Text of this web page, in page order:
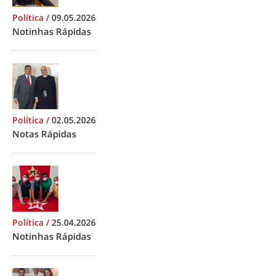
Política /09.05.2026
Notinhas Rápidas
Política /02.05.2026
Notas Rápidas
Política /25.04.2026
Notinhas Rápidas